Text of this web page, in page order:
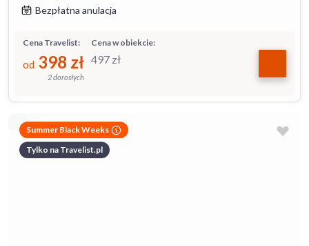
Bezpłatna anulacja
Cena w obiekcie:
497 zł
Cena Travelist:
od 398 zł
2 dorosłych
Summer Black Weeks
Tylko na Travelist.pl